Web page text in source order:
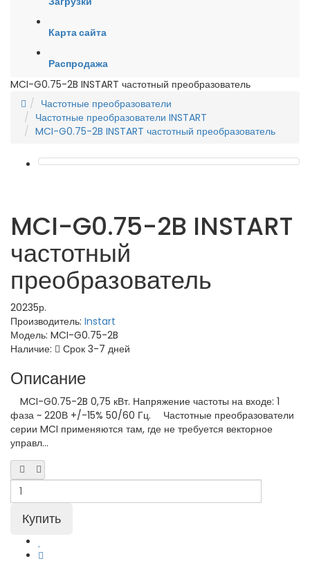
Карта сайта
Распродажа
MCI-G0.75-2B INSTART частотный преобразователь
Частотные преобразователи
Частотные преобразователи INSTART
MCI-G0.75-2B INSTART частотный преобразователь
MCI-G0.75-2B INSTART
частотный
преобразователь
20235р.
Производитель: Instart
Модель: MCI-G0.75-2B
Наличие:
Срок 3-7 дней
Описание
MCI-G0.75-2B 0,75 кВт. Напряжение частоты на входе: 1
фаза ~ 220В +/-15% 50/60 Гц. Частотные преобразователи
серии MCI применяются там, где не требуется векторное
управл...